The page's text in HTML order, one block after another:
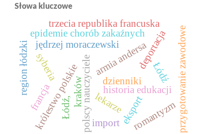
Słowa kluczowe
armia andersadeportacja
polscy nauczyciele historia edukacji
jędrzej moraczewski
dzienniki
królestwo polskie lekarze przygotowanie zawodowe
epidemie chorób zakaźnych
trzecia republika francuska
eksport
import
kraków
syberia
region łódzki
Łódź,
francja
Łódź
romantyzm